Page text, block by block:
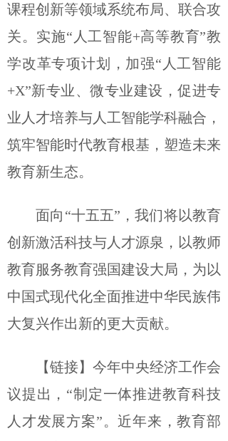
课程创新等领域系统布局、联合攻
关。实施“人工智能+高等教育”教
学改革专项计划，加强“人工智能
+X”新专业、微专业建设，促进专
业人才培养与人工智能学科融合，
筑牢智能时代教育根基，塑造未来
教育新生态。
面向“十五五”，我们将以教育
创新激活科技与人才源泉，以教师
教育服务教育强国建设大局，为以
中国式现代化全面推进中华民族伟
大复兴作出新的更大贡献。
【链接】今年中央经济工作会
议提出，“制定一体推进教育科技
人才发展方案”。近年来，教育部